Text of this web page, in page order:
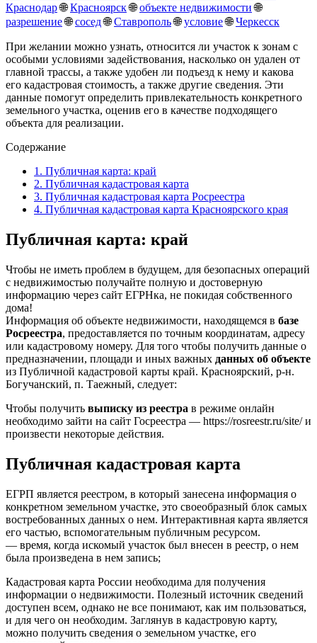
Краснодар🌐Красноярск🌐объекте недвижимости🌐
разрешение🌐сосед🌐Ставрополь🌐условие🌐Черкесск
При желании можно узнать, относится ли участок к зонам с
особыми условиями задействования, насколько он удален от
главной трассы, а также удобен ли подъезд к нему и какова
его кадастровая стоимость, а также другие сведения. Эти
данные помогут определить привлекательность конкретного
земельного участка, оценив его в качестве подходящего
объекта для реализации.
Содержание
1. Публичная карта: край
2. Публичная кадастровая карта
3. Публичная кадастровая карта Росреестра
4. Публичная кадастровая карта Красноярского края
Публичная карта: край
Чтобы не иметь проблем в будущем, для безопасных операций
с недвижимостью получайте полную и достоверную
информацию через сайт ЕГРНка, не покидая собственного
дома!
Информация об объекте недвижимости, находящемся в базе
Росреестра, предоставляется по точным координатам, адресу
или кадастровому номеру. Для того чтобы получить данные о
предназначении, площади и иных важных данных об объекте
из Публичной кадастровой карты край. Красноярский, р-н.
Богучанский, п. Таежный, следует:
Чтобы получить выписку из реестра в режиме онлайн
необходимо зайти на сайт Госреестра — https://rosreestr.ru/site/ и
произвести некоторые действия.
Публичная кадастровая карта
ЕГРП является реестром, в который занесена информация о
конкретном земельном участке, это своеобразный блок самых
востребованных данных о нем. Интерактивная карта является
его частью, вспомогательным публичным ресурсом.
— время, когда искомый участок был внесен в реестр, о нем
была произведена в нем запись;
Кадастровая карта России необходима для получения
информации о недвижимости. Полезный источник сведений
доступен всем, однако не все понимают, как им пользоваться,
и для чего он необходим. Заглянув в кадастровую карту,
можно получить сведения о земельном участке, его